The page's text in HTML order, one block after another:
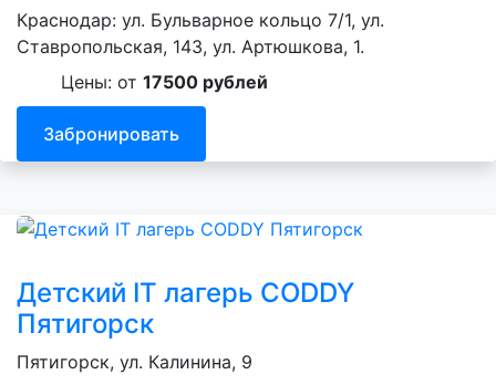
Краснодар: ул. Бульварное кольцо 7/1, ул.
Ставропольская, 143, ул. Артюшкова, 1.
Цены: от 17500 рублей
Забронировать
Детский IT лагерь CODDY
Пятигорск
Пятигорск, ул. Калинина, 9